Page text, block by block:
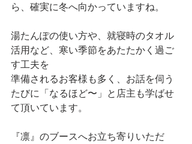
ら、確実に冬へ向かっていますね。
湯たんぽの使い方や、就寝時のタオル
活用など、寒い季節をあたたかく過ご
す工夫を
準備されるお客様も多く、お話を伺う
たびに「なるほど〜」と店主も学ばせ
て頂いています。
『凛』のブースへお立ち寄りいただ